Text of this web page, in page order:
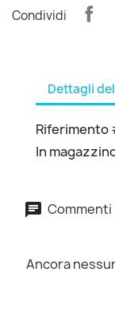
Condividi
Dettagli
Riferimento
In
Commenti
Ancora